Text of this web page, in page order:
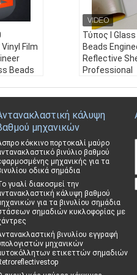
Film
Beads
οδικής
Reflectiv
Paper En
Glass
ρολό
ανακλα
για
1.24 μέτρ
Τύπος Ι Glass
Beads
Reflective
Professional
Reflectivo for
Όνομα
Τύπος Ι Glass
s Engineer
e Sheeting
onal
ύπωση Acrylic
Vinil
στική ταινία
ματα
Μέγεθος:
κάλυψη
μηχανικών
κόκκινο πορτοκαλί μαύρο
βινύλιο βαθμού
μηχανικής για τα
οδικά σημάδια
γυαλί διακοσμεί την
κάλυψη βαθμού
για τα βινυλίου σημάδια
σημαδιών κυκλοφορίας με
βινυλίου εγγραφή
μηχανικών
ετικεττών σημαδιών